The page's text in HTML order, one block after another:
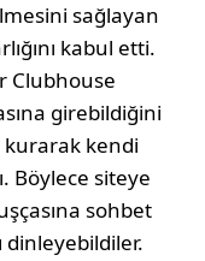
sağlayan
kabul etti.
Clubhouse
girebildiğini
kendi
Böylece siteye
sohbet
dinleyebildiler.